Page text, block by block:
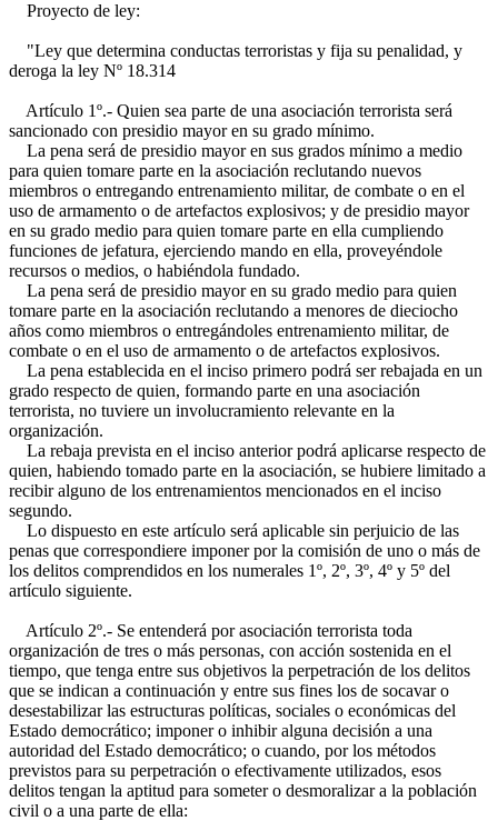
Proyecto de ley:
"Ley que determina conductas terroristas y fija su penalidad, y
deroga la ley Nº 18.314
Artículo 1º.- Quien sea parte de una asociación terrorista será
sancionado con presidio mayor en su grado mínimo.
La pena será de presidio mayor en sus grados mínimo a medio
para quien tomare parte en la asociación reclutando nuevos
miembros o entregando entrenamiento militar, de combate o en el
uso de armamento o de artefactos explosivos; y de presidio mayor
en su grado medio para quien tomare parte en ella cumpliendo
funciones de jefatura, ejerciendo mando en ella, proveyéndole
recursos o medios, o habiéndola fundado.
La pena será de presidio mayor en su grado medio para quien
tomare parte en la asociación reclutando a menores de dieciocho
años como miembros o entregándoles entrenamiento militar, de
combate o en el uso de armamento o de artefactos explosivos.
La pena establecida en el inciso primero podrá ser rebajada en un
grado respecto de quien, formando parte en una asociación
terrorista, no tuviere un involucramiento relevante en la
organización.
La rebaja prevista en el inciso anterior podrá aplicarse respecto de
quien, habiendo tomado parte en la asociación, se hubiere limitado a
recibir alguno de los entrenamientos mencionados en el inciso
segundo.
Lo dispuesto en este artículo será aplicable sin perjuicio de las
penas que correspondiere imponer por la comisión de uno o más de
los delitos comprendidos en los numerales 1º, 2º, 3º, 4º y 5º del
artículo siguiente.
Artículo 2º.- Se entenderá por asociación terrorista toda
organización de tres o más personas, con acción sostenida en el
tiempo, que tenga entre sus objetivos la perpetración de los delitos
que se indican a continuación y entre sus fines los de socavar o
desestabilizar las estructuras políticas, sociales o económicas del
Estado democrático; imponer o inhibir alguna decisión a una
autoridad del Estado democrático; o cuando, por los métodos
previstos para su perpetración o efectivamente utilizados, esos
delitos tengan la aptitud para someter o desmoralizar a la población
civil o a una parte de ella: